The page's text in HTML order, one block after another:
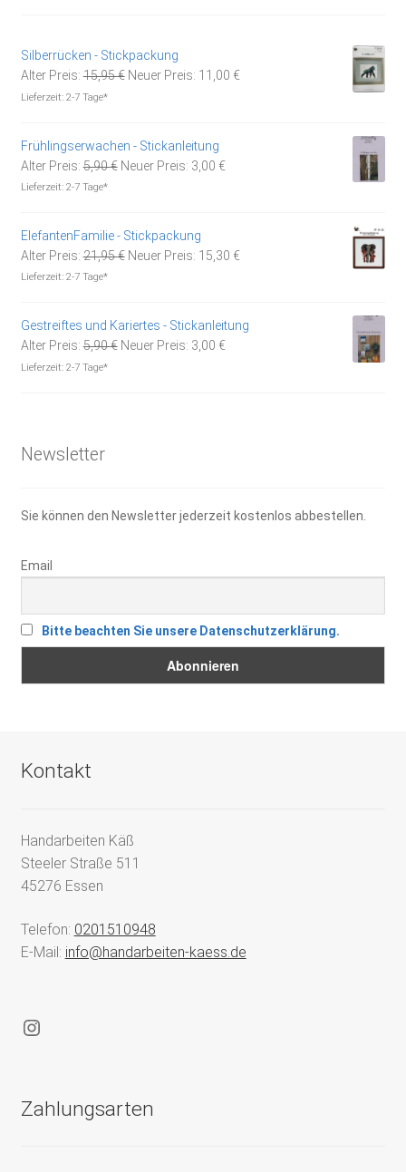
Silberrücken - Stickpackung
Alter Preis: 15,95€ Ursprünglicher
Neuer Preis: 11,00 €Aktueller
Lieferzeit: 2-7 Tage*
Frühlingserwachen - Stickanleitung
Alter Preis: 5,90€ Ursprünglicher
Neuer Preis: 3,00 €Aktueller
Lieferzeit: 2-7 Tage*
ElefantenFamilie - Stickpackung
Alter Preis: 21,95€ Ursprünglicher
Neuer Preis: 15,30 €Aktueller
Lieferzeit: 2-7 Tage*
Gestreiftes und Kariertes - Stickanleitung
Alter Preis: 5,90€ Ursprünglicher
Neuer Preis: 3,00 €Aktueller
Lieferzeit: 2-7 Tage*
Newsletter
Sie können den Newsletter jederzeit kostenlos abbestellen.
Email
Bitte beachten Sie unsere Datenschutzerklärung.
Kontakt
Handarbeiten Käß
Steeler Straße 511
45276 Essen
Telefon: 0201510948
E-Mail: info@handarbeiten-kaess.de
Instagram
Zahlungsarten